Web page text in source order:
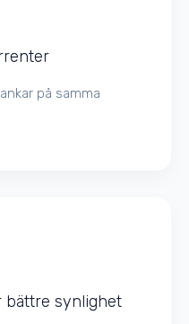
på samma
bättre synlighet